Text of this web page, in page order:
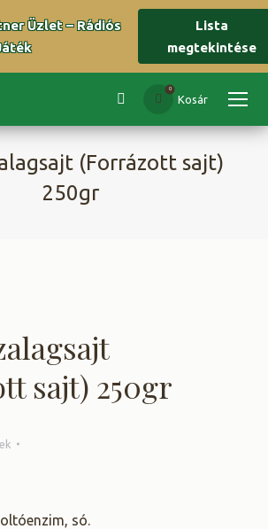
Üzlet – Rádiós
Lista
megtekintése
Search: Kosár
0
(Forrázott sajt)
250gr
sajt) 250gr
só.